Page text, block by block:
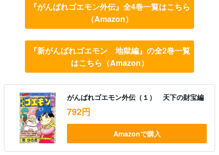
『がんばれゴエモン外伝』全4巻一覧はこちら
（Amazon）
『新がんばれゴエモン 地獄編』の全2巻一覧
はこちら（Amazon）
がんばれゴエモン外伝（１） 天下の財宝編
792円
Amazonで購入